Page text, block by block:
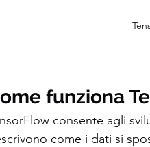
funziona
consente agli
come i dati si